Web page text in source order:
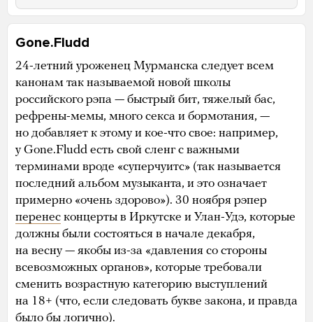
Gone.Fludd
24-летний уроженец Мурманска следует всем
канонам так называемой новой школы
российского рэпа — быстрый бит, тяжелый бас,
рефрены-мемы, много секса и бормотания, —
но добавляет к этому и кое-что свое: например,
у Gone.Fludd есть свой сленг с важными
терминами вроде «суперчуитс» (так называется
последний альбом музыканта, и это означает
примерно «очень здорово»). 30 ноября рэпер
перенес концерты в Иркутске и Улан-Удэ, которые
должны были состояться в начале декабря,
на весну — якобы из-за «давления со стороны
всевозможных органов», которые требовали
сменить возрастную категорию выступлений
на 18+ (что, если следовать букве закона, и правда
было бы логично).